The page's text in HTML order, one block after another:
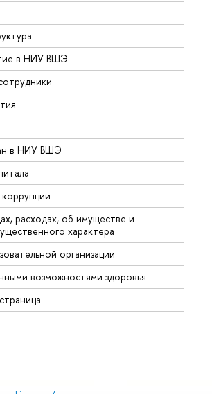
в НИУ ВШЭ
в НИУ ВШЭ
расходах, об имуществе и
характера
организации
возможностями здоровья